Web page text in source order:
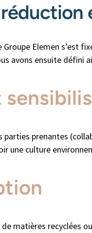
Groupe Elemen s’est
avons ensuite défini
parties prenantes
une culture
matières recyclées